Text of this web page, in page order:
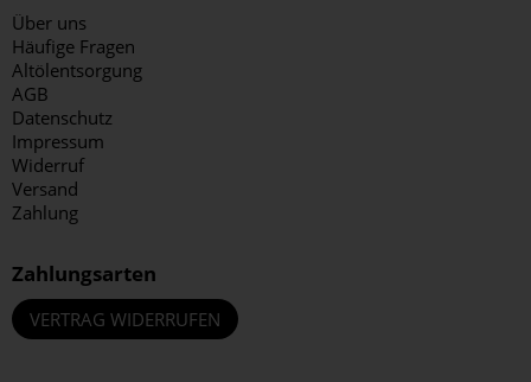
Über uns
Häufige Fragen
Altölentsorgung
AGB
Datenschutz
Impressum
Widerruf
Versand
Zahlung
Zahlungsarten
VERTRAG WIDERRUFEN